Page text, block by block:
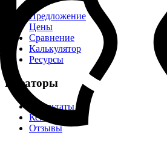
Предложение
Цены
Сравнение
Калькулятор
Ресурсы
Креаторы
Результаты
Кейсы
Отзывы